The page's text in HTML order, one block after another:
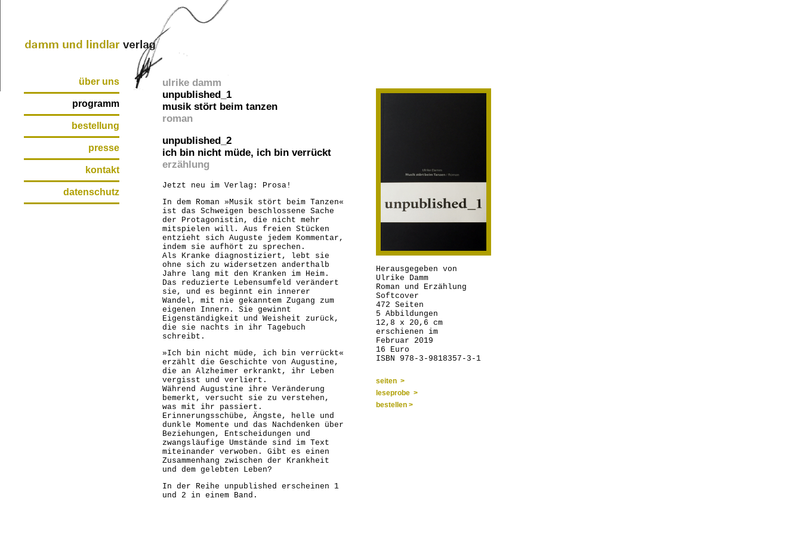
über uns
programm
bestellung
presse
kontakt
datenschutz
ulrike damm
unpublished_1
musik stört beim tanzen
roman
unpublished_2
ich bin nicht müde, ich bin verrückt
erzählung
Jetzt neu im Verlag: Prosa!
In dem Roman »Musik stört beim Tanzen«
ist das Schweigen beschlossene Sache
der Protagonistin, die nicht mehr
mitspielen will. Aus freien Stücken
entzieht sich Auguste jedem Kommentar,
indem sie aufhört zu sprechen.
Als Kranke diagnostiziert, lebt sie
ohne sich zu widersetzen anderthalb
Jahre lang mit den Kranken im Heim.
Das reduzierte Lebensumfeld verändert
sie, und es beginnt ein innerer
Wandel, mit nie gekanntem Zugang zum
eigenen Innern. Sie gewinnt
Eigenständigkeit und Weisheit zurück,
die sie nachts in ihr Tagebuch
schreibt.
»Ich bin nicht müde, ich bin verrückt«
erzählt die Geschichte von Augustine,
die an Alzheimer erkrankt, ihr Leben
vergisst und verliert.
Während Augustine ihre Veränderung
bemerkt, versucht sie zu verstehen,
was mit ihr passiert.
Erinnerungsschübe, Ängste, helle und
dunkle Momente und das Nachdenken über
Beziehungen, Entscheidungen und
zwangsläufige Umstände sind im Text
miteinander verwoben. Gibt es einen
Zusammenhang zwischen der Krankheit
und dem gelebten Leben?
In der Reihe unpublished erscheinen 1
und 2 in einem Band.
Herausgegeben von
Ulrike Damm
Roman und Erzählung
Softcover
472 Seiten
5 Abbildungen
12,8 x 20,6 cm
erschienen im
Februar 2019
16 Euro
ISBN 978-3-9818357-3-1
seiten >
leseprobe >
bestellen >